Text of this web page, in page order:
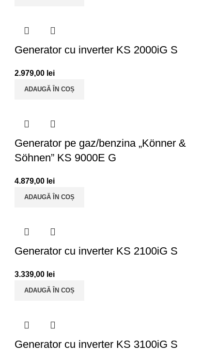
Generator cu inverter KS 2000iG S
2.979,00 lei
ADAUGĂ ÎN COȘ
Generator pe gaz/benzina „Könner &
Söhnen” KS 9000E G
4.879,00 lei
ADAUGĂ ÎN COȘ
Generator cu inverter KS 2100iG S
3.339,00 lei
ADAUGĂ ÎN COȘ
Generator cu inverter KS 3100iG S